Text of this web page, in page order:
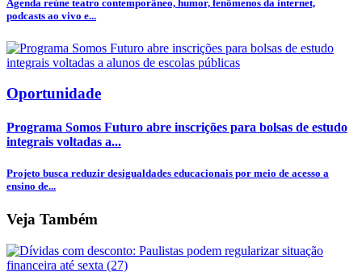
Agenda reúne teatro contemporâneo, humor, fenômenos da internet,
podcasts ao vivo e...
Oportunidade
Programa Somos Futuro abre inscrições para bolsas de estudo
integrais voltadas a...
Projeto busca reduzir desigualdades educacionais por meio de acesso a
ensino de...
Veja Também